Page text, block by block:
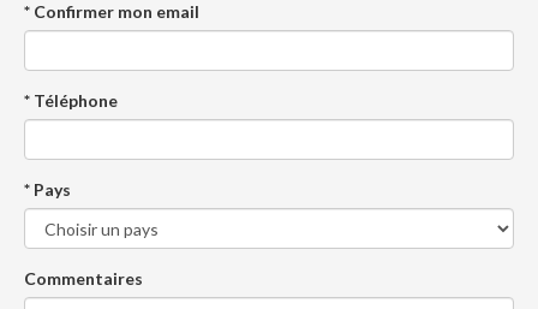
* Confirmer mon email
* Téléphone
* Pays
Commentaires